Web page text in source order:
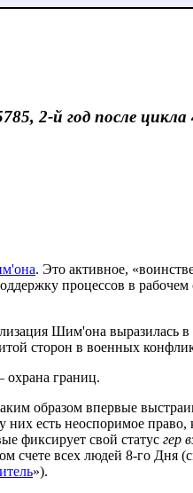
2-й год после
. Это активное,
процессов в
Шим'она выразилась в
сторон в военных
охрана границ.
образом впервые
них есть неоспоримое
фиксирует свой статус гер
счете всех людей 8-го Дня
»).